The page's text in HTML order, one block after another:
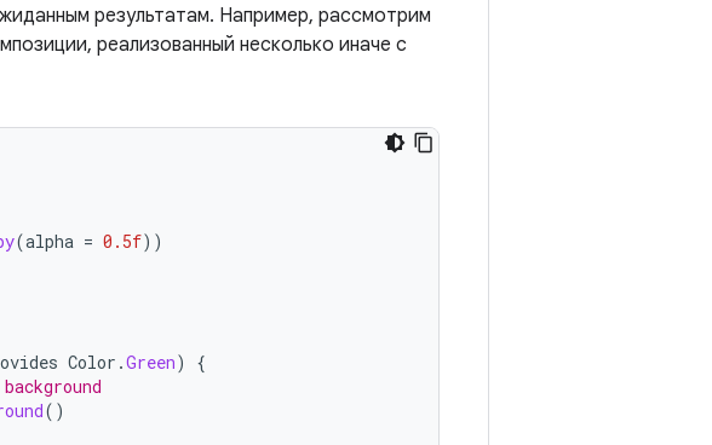
результатам. Например, рассмотрим
реализованный несколько иначе с
(alpha = 0.5f))
Color .Green)
{
()